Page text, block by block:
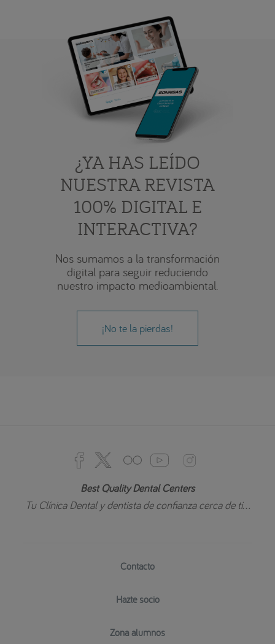
¿YA HAS LEÍDO
NUESTRA REVISTA
100% DIGITAL E
INTERACTIVA?
Nos sumamos a la transformación
digital para seguir reduciendo
nuestro impacto medioambiental.
¡No te la pierdas!
Best Quality Dental Centers
Tu Clínica Dental y dentista de confianza cerca de ti...
Contacto
Hazte socio
Zona alumnos